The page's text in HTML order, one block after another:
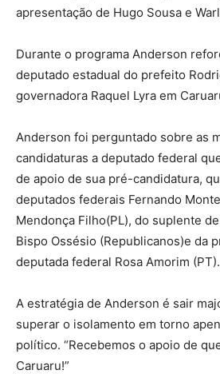
apresentação de Hugo Sousa e
Durante o programa Anderson
deputado estadual do prefeito
governadora Raquel Lyra em
Anderson foi perguntado sobre as
candidaturas a deputado federal
de apoio de sua pré-candidatura,
deputados federais Fernando
Mendonça Filho(PL), do suplente
Bispo Ossésio (Republicanos)e da
deputada federal Rosa Amorim (PT).
A estratégia de Anderson é sair
superar o isolamento em torno
político. “Recebemos o apoio de
Caruaru!”